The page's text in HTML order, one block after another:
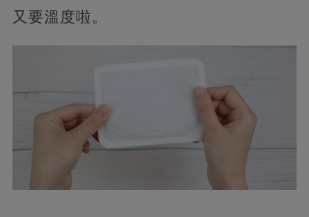
又要溫度啦。